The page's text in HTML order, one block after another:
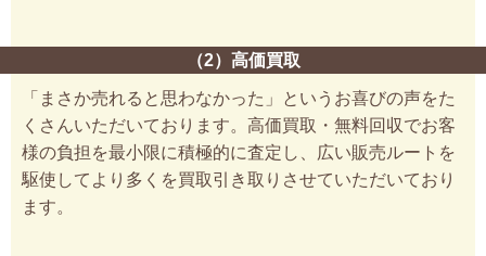
（2）高価買取
「まさか売れると思わなかった」というお喜びの声をた
くさんいただいております。高価買取・無料回収でお客
様の負担を最小限に積極的に査定し、広い販売ルートを
駆使してより多くを買取引き取りさせていただいており
ます。